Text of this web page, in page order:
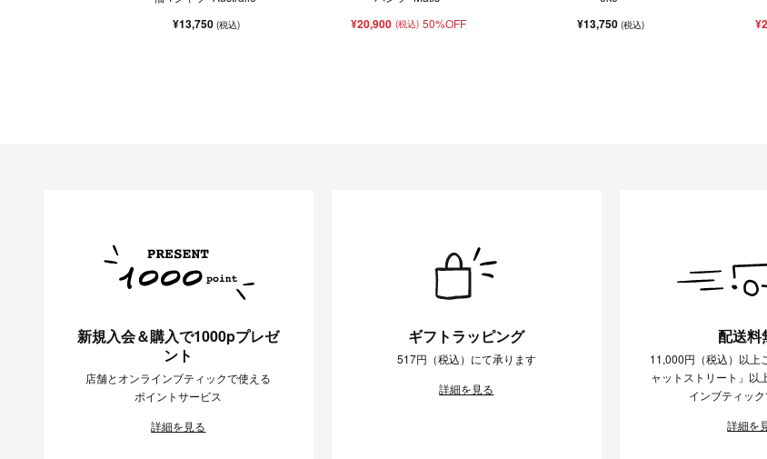
¥13,750(税込) ¥20,900 (税込) 50%OFF ¥13,750 (税込)
新規入会＆購入で1000pプレゼ
ント
店舗とオンラインブティックで使える
ポイントサービス
詳細を見る
ギフトラッピング
517円（税込）にて承ります
詳細を見る
配送料
11,000円（税込）以上
ャットストリート」以
インブティッ
詳細を